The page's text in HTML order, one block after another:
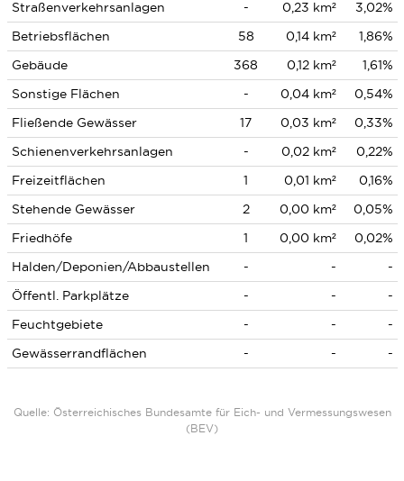
Straßenverkehrsanlagen - 0,23 km²
3,02%
Betriebsflächen
58 0,14 km²
1,86%
Gebäude
368 0,12 km²
1,61%
Sonstige Flächen
- 0,04 km²
0,54%
Fließende Gewässer
17 0,03 km²
0,33%
Schienenverkehrsanlagen
- 0,02 km²
0,22%
Freizeitflächen
1 0,01 km²
0,16%
Stehende Gewässer
2 0,00 km²
0,05%
Friedhöfe
1 0,00 km²
0,02%
Halden/Deponien/Abbaustellen
- -
-
Öffentl. Parkplätze
- -
-
Feuchtgebiete
- -
-
Gewässerrandflächen
- - -
Quelle: Österreichisches Bundesamte für Eich- und Vermessungswesen
(BEV)